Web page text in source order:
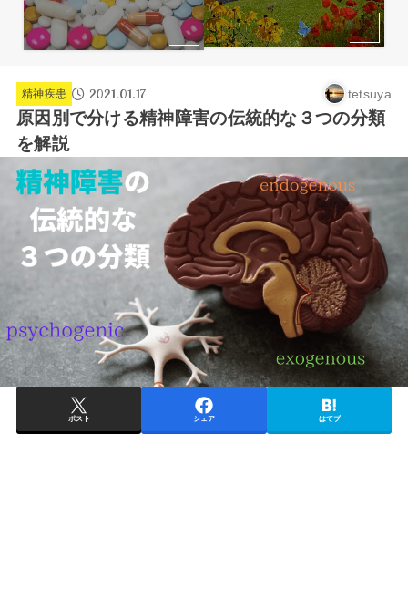
精神疾患 2021.01.17 tetsuya
原因別で分ける精神障害の伝統的な３つの分類
を解説
ポスト シェア はてブ